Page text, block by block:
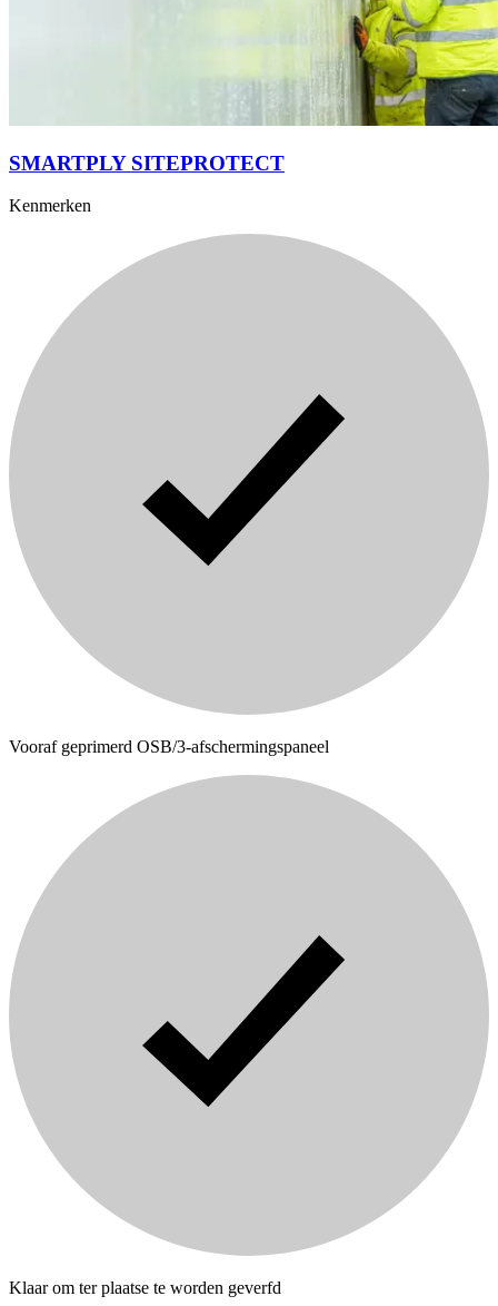
SMARTPLY SITEPROTECT
Kenmerken
Vooraf geprimerd OSB/3-afschermingspaneel
Klaar om ter plaatse te worden geverfd